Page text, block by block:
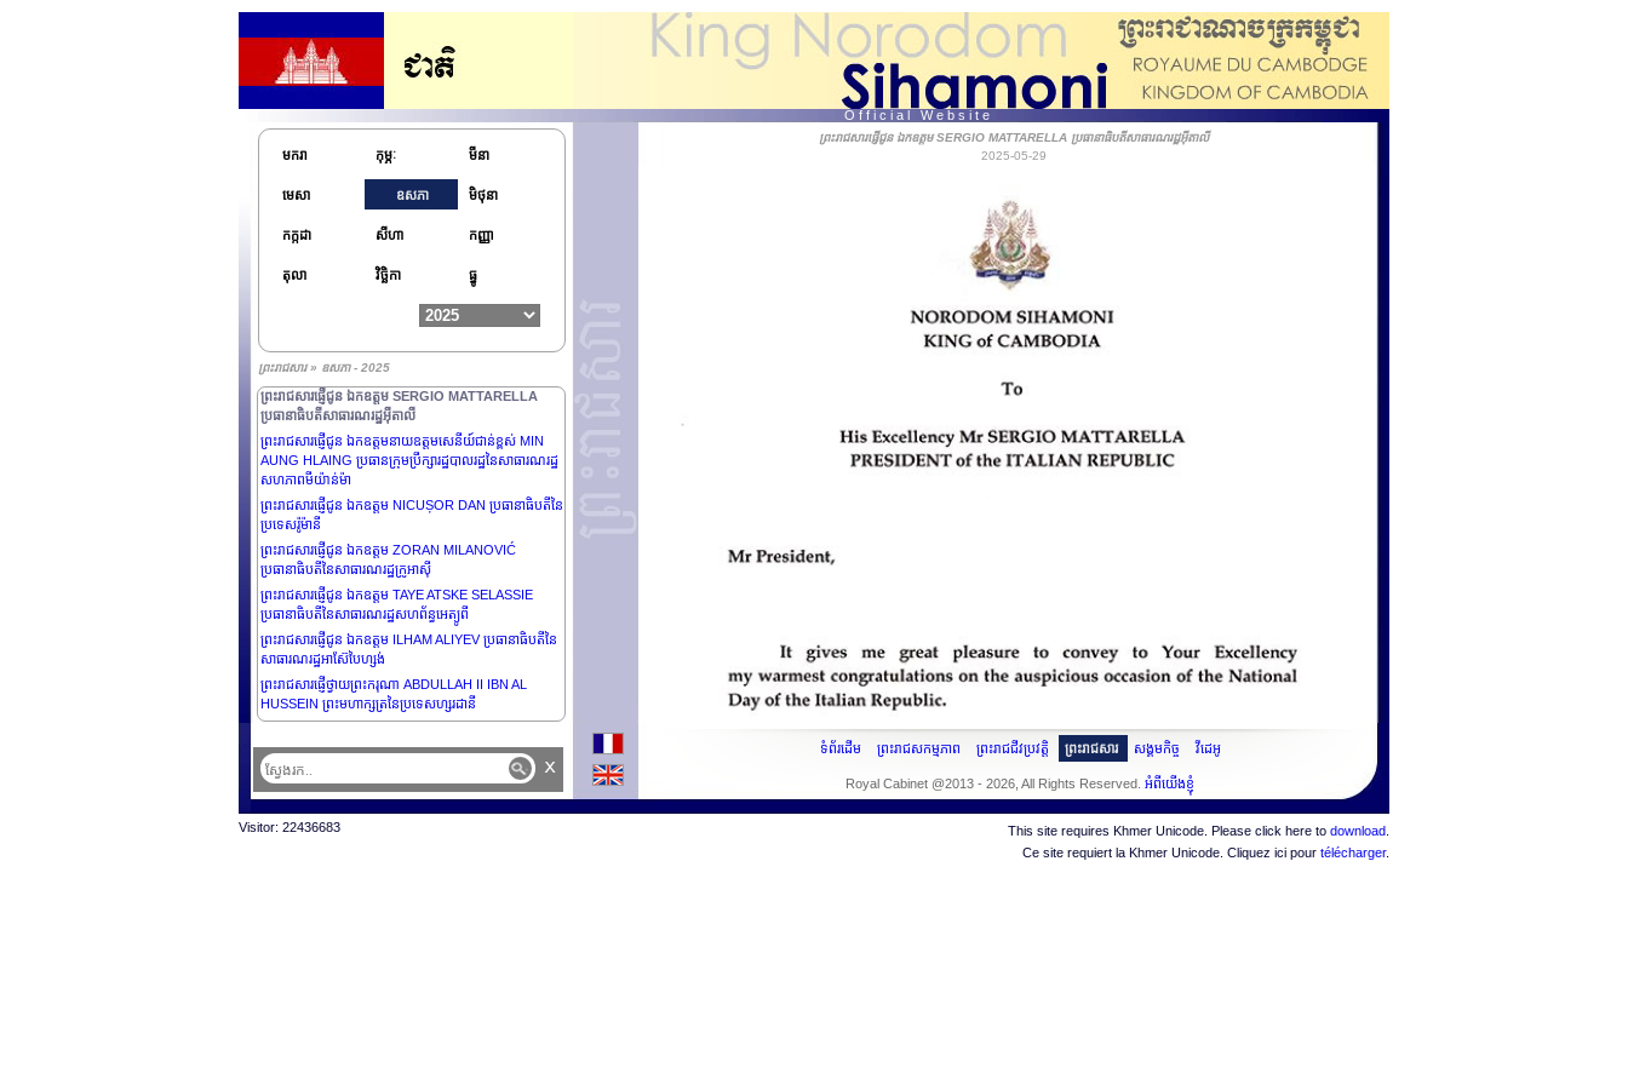
O f f i c i a l W e b s i t e
មករា កុម្ភៈ មីនា
មេសា ឧសភា មិថុនា
កក្កដា សីហា កញ្ញា
តុលា វិច្ឆិកា ធ្នូ
ព្រះរាជសារ » ឧសភា - 2025
SOUSA ប្រធានាធិបតីនៃសាធារណរដ្ឋព័រទុយហ្គាល់
ព្រះរាជសារផ្ញើថ្វាយព្រះករុណាព្រះបាទ CARL GUSTAF
ព្រះរាជសារផ្ញើថ្វាយព្រះករុណា FREDERIK X ព្រះមហាក្សត្រនៃ
ព្រះរាជាណាចក្រដាណឺម៉ាក
ព្រះរាជសារផ្ញើជូន ឯកឧត្តម SERGIO MATTARELLA
ប្រធានាធិបតីសាធារណរដ្ឋអ៊ីតាលី
ព្រះរាជសារផ្ញើជូន ឯកឧត្តមនាយឧត្តមសេនីយ៍ជាន់ខ្ពស់ MIN
AUNG HLAING ប្រធានក្រុមប្រឹក្សារដ្ឋបាលរដ្ឋនៃសាធារណរដ្ឋ
សហភាពមីយ៉ាន់ម៉ា
ព្រះរាជសារផ្ញើជូន ឯកឧត្តម NICUȘOR DAN ប្រធានាធិបតីនៃ
ប្រទេសរ៉ូម៉ានី
ព្រះរាជសារផ្ញើជូន ឯកឧត្តម ZORAN MILANOVIĆ
ប្រធានាធិបតីនៃសាធារណរដ្ឋក្រូអាស៊ី
ព្រះរាជសារផ្ញើជូន ឯកឧត្តម TAYE ATSKE SELASSIE
ប្រធានាធិបតីនៃសាធារណរដ្ឋសហព័ន្ធអេត្យូពី
ព្រះរាជសារផ្ញើជូន ឯកឧត្តម ILHAM ALIYEV ប្រធានាធិបតីនៃ
សាធារណរដ្ឋអាស៊ែបៃហ្សង់
ព្រះរាជសារផ្ញើថ្វាយព្រះករុណា ABDULLAH II IBN AL
HUSSEIN ព្រះមហាក្សត្រនៃប្រទេសហ្សរដានី
ប្រធានាធិបតីនៃប្រទេសហ្សកហ្ស៊ី
ព្រះរាជសារផ្ញើជូន ឯកឧត្តម THARMAN
SHANMUGARATNAM ប្រធានាធិបតីនៃសាធារណរដ្ឋសាំង
ហ្គាពួរ
ព្រះរាជសារផ្ញើជូន ឯកឧត្តម SERGIO MATTARELLA ប្រធានាធិបតីសាធារណរដ្ឋអ៊ីតាលី
2025-05-29
x
ទំព័រដើម ព្រះរាជសកម្មភាព ព្រះរាជជីវប្រវត្តិ ព្រះរាជសារ សង្គមកិច្ច វីដេអូ
Royal Cabinet @2013 - 2026, All Rights Reserved. អំពីយើងខ្ញុំ
Visitor: 22436683 This site requires Khmer Unicode. Please click here to download
Ce site requiert la Khmer Unicode. Cliquez ici pour télécharger.